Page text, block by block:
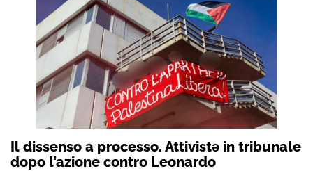
Il dissenso a processo. Attivistə in tribunale
dopo l’azione contro Leonardo